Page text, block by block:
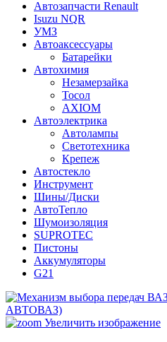
Автозапчасти Renault
Isuzu NQR
УМЗ
Автоаксессуары
Батарейки
Автохимия
Незамерзайка
Тосол
AXIOM
Автоэлектрика
Автолампы
Светотехника
Крепеж
Автостекло
Инструмент
Шины/Диски
АвтоТепло
Шумоизоляция
SUPROTEC
Пистоны
Аккумуляторы
G21
Увеличить изображение